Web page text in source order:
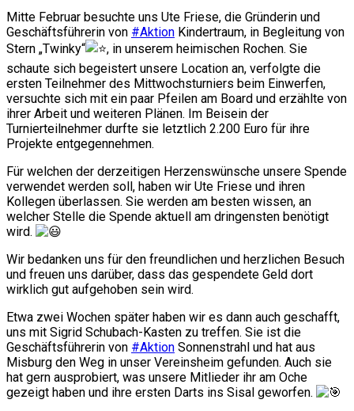
Mitte Februar besuchte uns Ute Friese, die Gründerin und
Geschäftsführerin von #Aktion Kindertraum, in Begleitung von
Stern „Twinky“
, in unserem heimischen Rochen. Sie
schaute sich begeistert unsere Location an, verfolgte die
ersten Teilnehmer des Mittwochsturniers beim Einwerfen,
versuchte sich mit ein paar Pfeilen am Board und erzählte von
ihrer Arbeit und weiteren Plänen. Im Beisein der
Turnierteilnehmer durfte sie letztlich 2.200 Euro für ihre
Projekte entgegennehmen.
Für welchen der derzeitigen Herzenswünsche unsere Spende
verwendet werden soll, haben wir Ute Friese und ihren
Kollegen überlassen. Sie werden am besten wissen, an
welcher Stelle die Spende aktuell am dringensten benötigt
wird.
Wir bedanken uns für den freundlichen und herzlichen Besuch
und freuen uns darüber, dass das gespendete Geld dort
wirklich gut aufgehoben sein wird.
Etwa zwei Wochen später haben wir es dann auch geschafft,
uns mit Sigrid Schubach-Kasten zu treffen. Sie ist die
Geschäftsführerin von #Aktion Sonnenstrahl und hat aus
Misburg den Weg in unser Vereinsheim gefunden. Auch sie
hat gern ausprobiert, was unsere Mitlieder ihr am Oche
gezeigt haben und ihre ersten Darts ins Sisal geworfen.